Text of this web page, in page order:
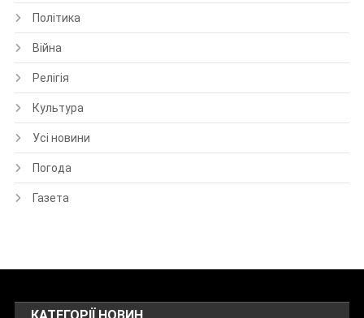
Політика
Війна
Релігія
Культура
Усі новини
Погода
Газета
КАТЕГОРІЇ НОВИН